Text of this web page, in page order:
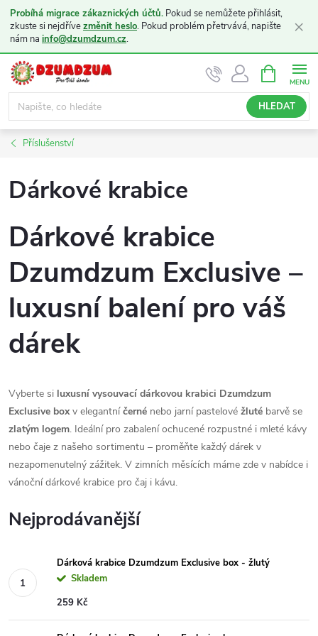
Probíhá migrace zákaznických účtů. Pokud se nemůžete přihlásit,
zkuste si nejdřívezměnit heslo. Pokud problém přetrvává, napište
nám na info@dzumdzum.cz.
×
Přejít
obsah
HLEDAT
NÁKUPNÍ
KOŠÍK
Příslušenství
Dárkové krabice
Dárkové krabice
Dzumdzum Exclusive –
luxusní balení pro váš
dárek
Vyberte si luxusní vysouvací dárkovou krabici Dzumdzum
Exclusive boxv elegantníčerné nebo jarní pastelové žluté barvě se
zlatým logem. Ideální pro zabalení ochucené rozpustné i mleté kávy
nebo čaje z našeho sortimentu – proměňte každý dárek v
nezapomenutelný zážitek. V zimních měsících máme zde v nabídce i
vánoční dárkové krabice pro čaj i kávu.
Nejprodávanější
Dárková krabice Dzumdzum Exclusive box - žlutý
Skladem
259 Kč